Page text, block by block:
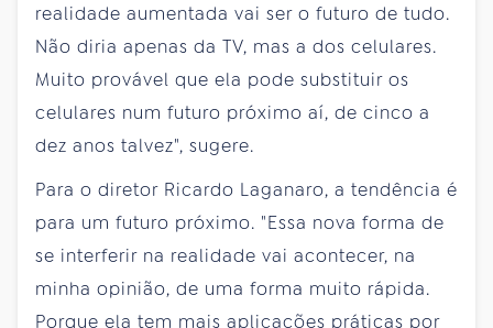
realidade aumentada vai ser o futuro de tudo.
Não diria apenas da TV, mas a dos celulares.
Muito provável que ela pode substituir os
celulares num futuro próximo aí, de cinco a
dez anos talvez", sugere.
Para o diretor Ricardo Laganaro, a tendência é
para um futuro próximo. "Essa nova forma de
se interferir na realidade vai acontecer, na
minha opinião, de uma forma muito rápida.
Porque ela tem mais aplicações práticas por